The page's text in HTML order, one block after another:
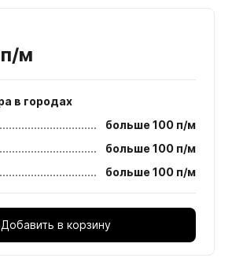
м
в городах
больше 100 п/м
больше 100 п/м
больше 100 п/м
Добавить в корзину